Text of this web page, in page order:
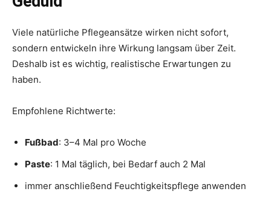
Viele natürliche Pflegeansätze wirken nicht sofort,
sondern entwickeln ihre Wirkung langsam über Zeit.
Deshalb ist es wichtig, realistische Erwartungen zu
haben.
Empfohlene Richtwerte:
Fußbad: 3–4 Mal pro Woche
Paste: 1 Mal täglich, bei Bedarf auch 2 Mal
immer anschließend Feuchtigkeitspflege anwenden